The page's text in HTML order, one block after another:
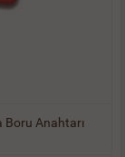
Boru Anahtarı